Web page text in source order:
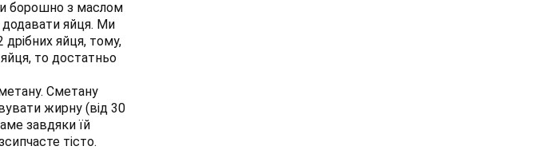
борошно з маслом
яйця. Ми
яйця, тому,
то достатньо
Сметану
жирну (від 30
завдяки їй
тісто.